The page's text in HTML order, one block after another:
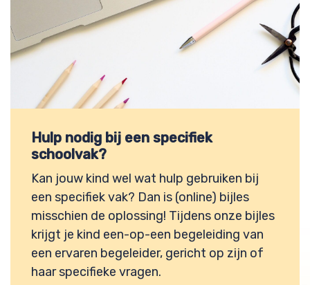
Hulp nodig bij een specifiek
schoolvak?
Kan jouw kind wel wat hulp gebruiken bij
een specifiek vak? Dan is (online) bijles
misschien de oplossing! Tijdens onze bijles
krijgt je kind een-op-een begeleiding van
een ervaren begeleider, gericht op zijn of
haar specifieke vragen.